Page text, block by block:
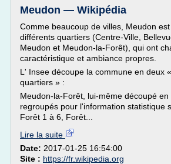
Meudon — Wikipédia
Comme beaucoup de villes, Meudon
différents quartiers (Centre-Ville,
Meudon et Meudon-la-Forêt), qui ont
caractéristique et ambiance propres.
L' Insee découpe la commune en deux
quartiers » :
Meudon-la-Forêt, lui-même découpé
regroupés pour l'information statistique
Forêt 1 à 6, Forêt...
Lire la suite
Date: 2017-01-25 16:54:00
Site : https://fr.wikipedia.org